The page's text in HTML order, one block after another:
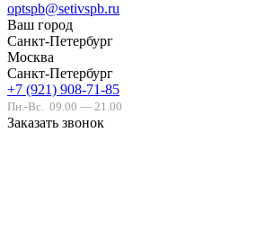
optspb@setivspb.ru
Ваш город
Санкт-Петербург
Москва
Санкт-Петербург
+7 (921) 908-71-85
Пн.-Вс. 09.00 — 21.00
Заказать звонок